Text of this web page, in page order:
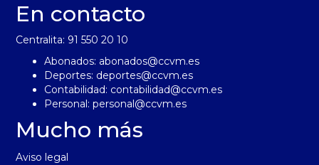
En contacto
Centralita: 91 550 20 10
Abonados: abonados@ccvm.es
Deportes: deportes@ccvm.es
Contabilidad: contabilidad@ccvm.es
Personal:personal@ccvm.es
Mucho más
Aviso legal